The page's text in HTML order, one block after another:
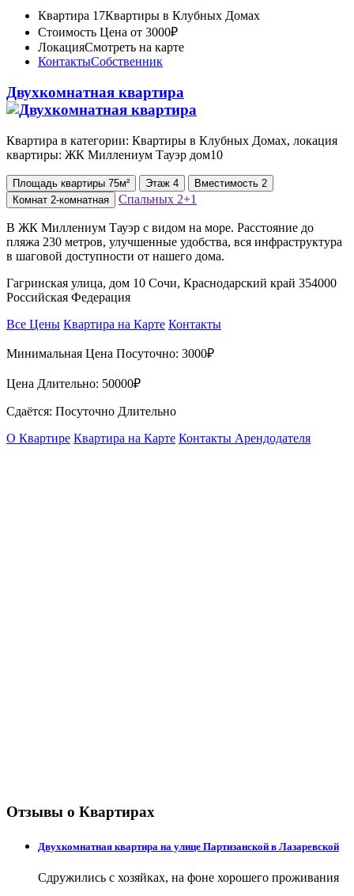
Квартира 17Квартиры в Клубных Домах
Стоимость Цена от 3000₽
ЛокацияСмотреть на карте
КонтактыСобственник
Двухкомнатная квартира
Квартира в категории: Квартиры в Клубных Домах, локация
квартиры: ЖК Миллениум Тауэр дом10
Площадь квартиры 75м² Этаж 4 Вместимость 2
Комнат 2-комнатная Спальных 2+1
В ЖК Миллениум Тауэр с видом на море. Расстояние до
пляжа 230 метров, улучшенные удобства, вся инфраструктура
в шаговой доступности от нашего дома.
Гагринская улица, дом 10 Сочи, Краснодарский край 354000
Российская Федерация
Все Цены Квартира на Карте Контакты
Минимальная Цена Посуточно: 3000₽
Цена Длительно: 50000₽
Сдаётся: Посуточно Длительно
О Квартире Квартира на Карте Контакты Арендодателя
Отзывы о Квартирах
Двухкомнатная квартира на улице Партизанской в Лазаревской
Сдружились с хозяйках, на фоне хорошего проживания